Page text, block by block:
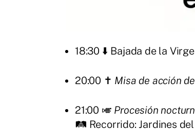
18:30 ⬇️ Bajada de la
20:00 ✝️ Misa de acción
21:00 🎺 Procesión
🛤️ Recorrido: Jardines